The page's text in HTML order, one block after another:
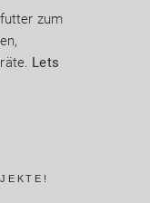
zum
Lets